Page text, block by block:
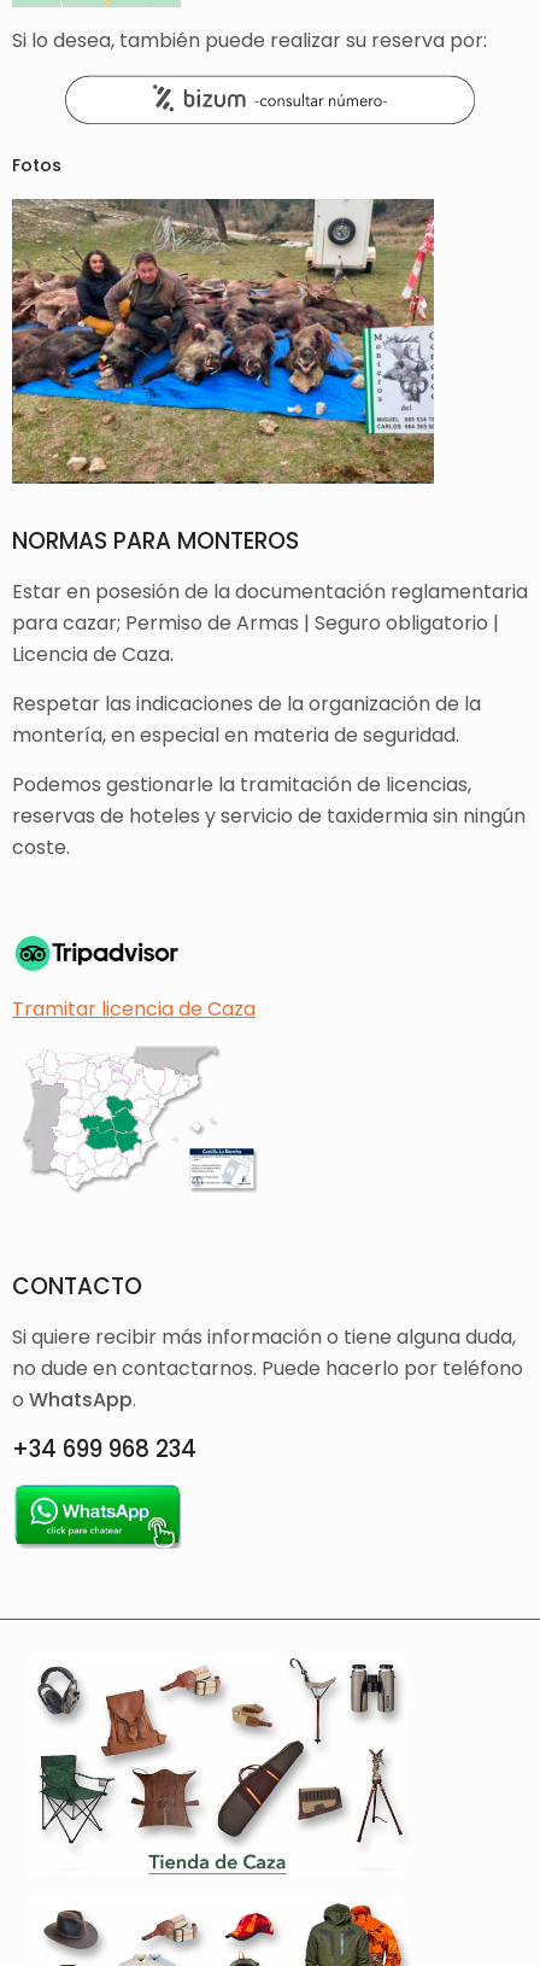
Si lo desea, también puede realizar su reserva por:
Fotos
NORMAS PARA MONTEROS
Estar en posesión de la documentación reglamentaria
para cazar; Permiso de Armas | Seguro obligatorio |
Licencia de Caza.
Respetar las indicaciones de la organización de la
montería, en especial en materia de seguridad.
Podemos gestionarle la tramitación de licencias,
reservas de hoteles y servicio de taxidermia sin ningún
coste.
Tramitar licencia de Caza
CONTACTO
Si quiere recibir más información o tiene alguna duda,
no dude en contactarnos. Puede hacerlo por teléfono
o WhatsApp.
+34 699 968 234